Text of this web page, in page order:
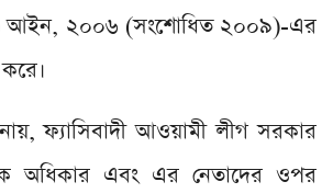
আইন, ২০০৬ (সংশোধিত ২০০৯)-এর
ফ্যাসিবাদী আওয়ামী লীগ সরকার
অধিকার এবং এর নেতাদের ওপর